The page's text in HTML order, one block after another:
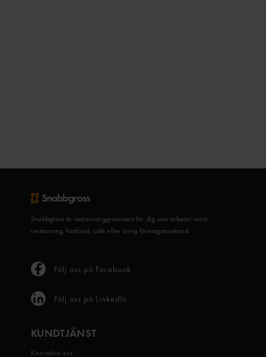
Snabbgross är restauranggrossisten för dig som arbetar inom
restaurang, fastfood, café eller övrig företagsmarknad.
Följ oss på Facebook
Följ oss på LinkedIn
KUNDTJÄNST
Kontakta oss